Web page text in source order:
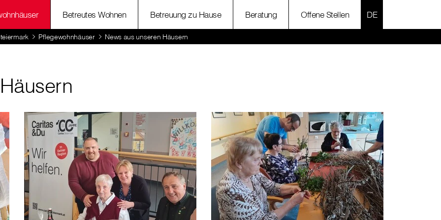
Betreutes Wohnen Betreuung zu Hause Beratung Offene Stellen SPRACHE
Pflegewohnhäuser News aus unseren Häusern